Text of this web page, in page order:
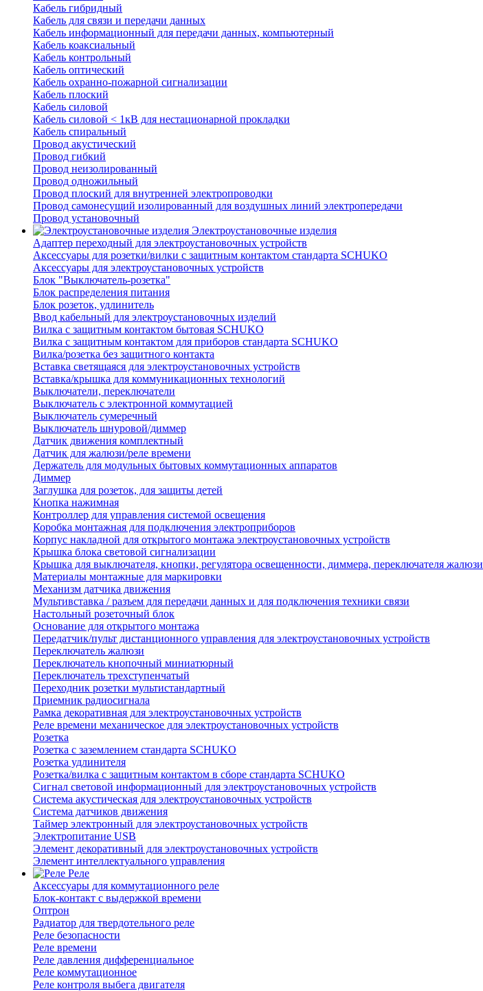
Кабель гибридный
Кабель для связи и передачи данных
Кабель информационный для передачи данных, компьютерный
Кабель коаксиальный
Кабель контрольный
Кабель оптический
Кабель охранно-пожарной сигнализации
Кабель плоский
Кабель силовой
Кабель силовой < 1кВ для нестационарной прокладки
Кабель спиральный
Провод акустический
Провод гибкий
Провод неизолированный
Провод одножильный
Провод плоский для внутренней электропроводки
Провод самонесущий изолированный для воздушных линий электропередачи
Провод установочный
Электроустановочные изделия
Адаптер переходный для электроустановочных устройств
Аксессуары для розетки/вилки с защитным контактом стандарта SCHUKO
Аксессуары для электроустановочных устройств
Блок "Выключатель-розетка"
Блок распределения питания
Блок розеток, удлинитель
Ввод кабельный для электроустановочных изделий
Вилка с защитным контактом бытовая SCHUKO
Вилка с защитным контактом для приборов стандарта SCHUKO
Вилка/розетка без защитного контакта
Вставка светящаяся для электроустановочных устройств
Вставка/крышка для коммуникационных технологий
Выключатели, переключатели
Выключатель с электронной коммутацией
Выключатель сумеречный
Выключатель шнуровой/диммер
Датчик движения комплектный
Датчик для жалюзи/реле времени
Держатель для модульных бытовых коммутационных аппаратов
Диммер
Заглушка для розеток, для защиты детей
Кнопка нажимная
Контроллер для управления системой освещения
Коробка монтажная для подключения электроприборов
Корпус накладной для открытого монтажа электроустановочных устройств
Крышка блока световой сигнализации
Крышка для выключателя, кнопки, регулятора освещенности, диммера, переключателя жалюзи
Материалы монтажные для маркировки
Механизм датчика движения
Мультивставка / разъем для передачи данных и для подключения техники связи
Настольный розеточный блок
Основание для открытого монтажа
Передатчик/пульт дистанционного управления для электроустановочных устройств
Переключатель жалюзи
Переключатель кнопочный миниатюрный
Переключатель трехступенчатый
Переходник розетки мультистандартный
Приемник радиосигнала
Рамка декоративная для электроустановочных устройств
Реле времени механическое для электроустановочных устройств
Розетка
Розетка с заземлением стандарта SCHUKO
Розетка удлинителя
Розетка/вилка с защитным контактом в сборе стандарта SCHUKO
Сигнал световой информационный для электроустановочных устройств
Система акустическая для электроустановочных устройств
Система датчиков движения
Таймер электронный для электроустановочных устройств
Электропитание USB
Элемент декоративный для электроустановочных устройств
Элемент интеллектуального управления
Реле
Аксессуары для коммутационного реле
Блок-контакт с выдержкой времени
Оптрон
Радиатор для твердотельного реле
Реле безопасности
Реле времени
Реле давления дифференциальное
Реле коммутационное
Реле контроля выбега двигателя